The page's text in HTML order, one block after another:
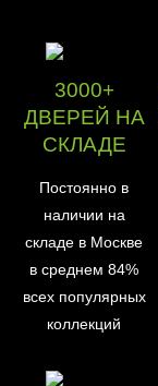
3000+
ДВЕРЕЙ НА
СКЛАДЕ
Постоянно в
наличии на
складе в Москве
в среднем 84%
всех популярных
коллекций